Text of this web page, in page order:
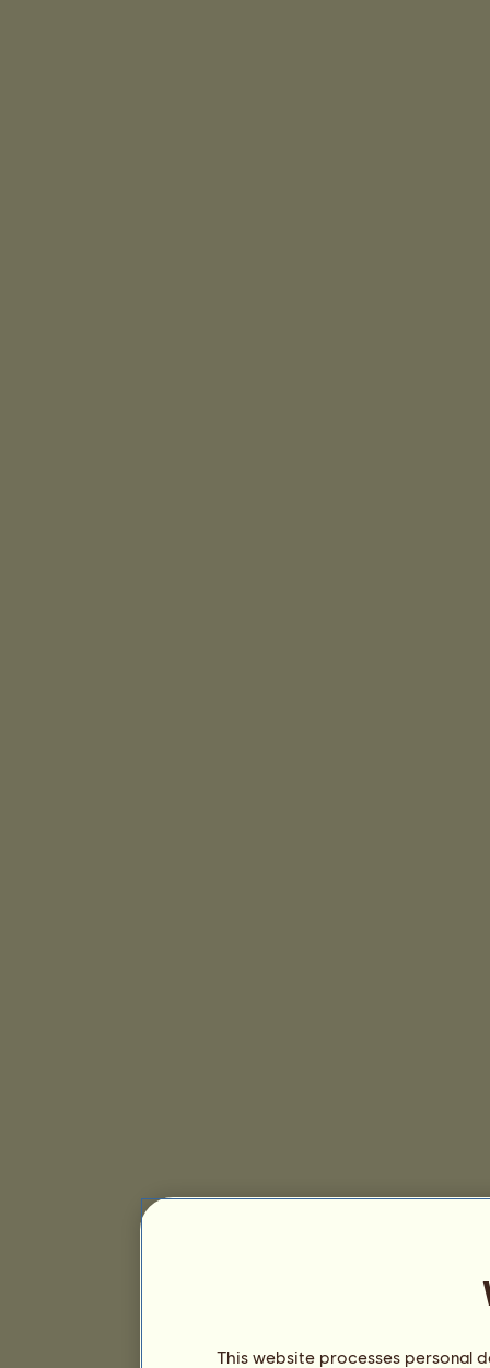
This website processes personal